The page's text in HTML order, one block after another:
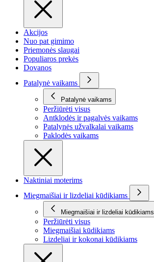
Akcijos
Nuo pat gimimo
Priemonės slaugai
Populiaros prekės
Dovanos
Patalynė vaikams
Patalynė vaikams
Peržiūrėti visus
Antklodės ir pagalvės vaikams
Patalynės užvalkalai vaikams
Paklodės vaikams
Naktiniai moterims
Miegmaišiai ir lizdeliai kūdikiams
Miegmaišiai ir lizdeliai kūdikiams
Peržiūrėti visus
Miegmaišiai kūdikiams
Lizdeliai ir kokonai kūdikiams